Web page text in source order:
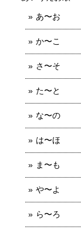
あ〜お
か〜こ
さ〜そ
た〜と
な〜の
は〜ほ
ま〜も
や〜よ
ら〜ろ